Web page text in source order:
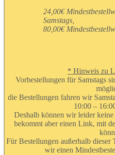
24,00€
Samstags,
80,00€
* Hinweis zu
Vorbestellungen für Samstags
die Bestellungen fahren wir
10:00 –
Deshalb können wir leider
bekommt aber einen Link, mit
Für Bestellungen außerhalb
wir einen